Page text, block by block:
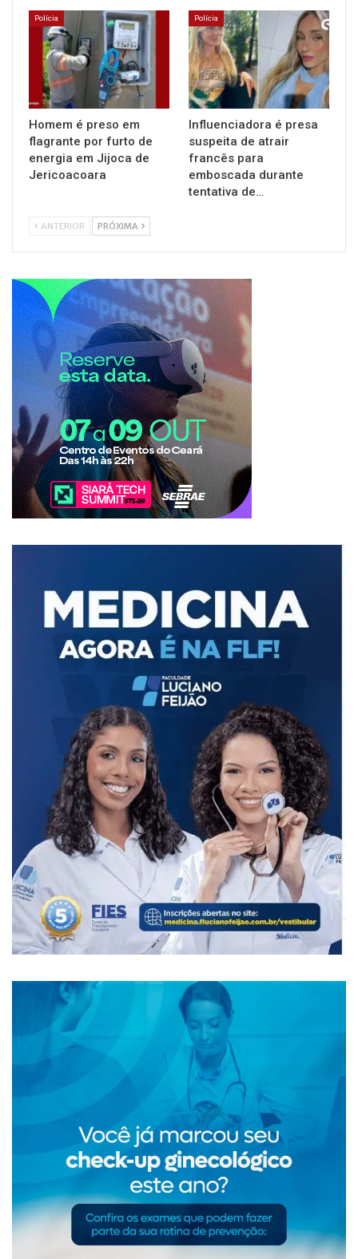
Polícia
Homem é preso em
flagrante por furto de
energia em Jijoca de
Jericoacoara
Polícia
Influenciadora é presa
suspeita de atrair
francês para
emboscada durante
tentativa de…
ANTERIOR PRÓXIMA